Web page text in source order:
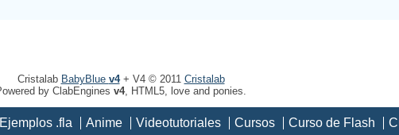
Cristalab BabyBlue v4+ V4 © 2011 Cristalab
by ClabEngines v4, HTML5, love and ponies.
Ejemplos .fla Anime Videotutoriales Cursos Curso de Flash